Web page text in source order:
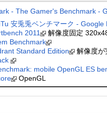
- The Gamer's Benchmark -
安兎兎ベンチマーク - Google
2011
解像度固定
Benchmark
Standard Edition
解像度が
mobile OpenGL ES
OpenGL